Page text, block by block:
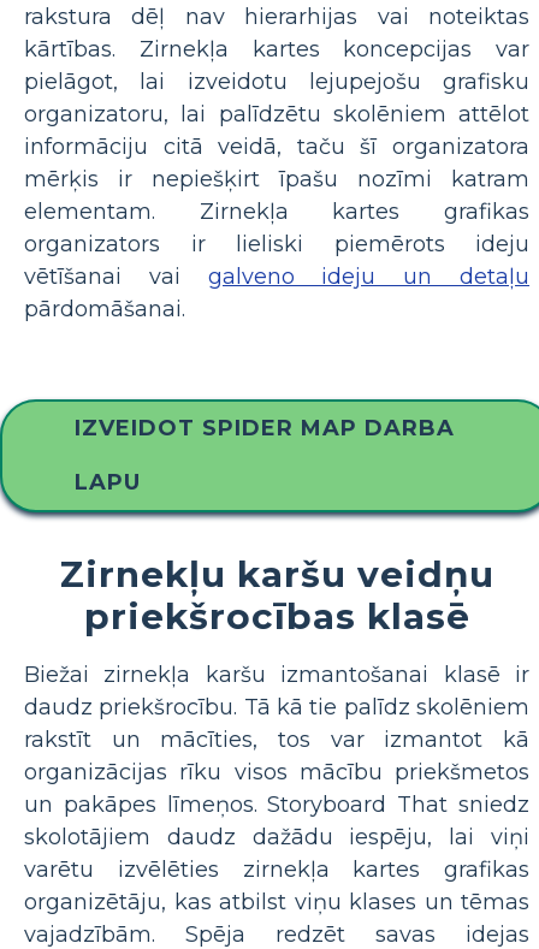
rakstura dēļ nav hierarhijas vai noteiktas
kārtības. Zirnekļa kartes koncepcijas var
pielāgot, lai izveidotu lejupejošu grafisku
organizatoru, lai palīdzētu skolēniem attēlot
informāciju citā veidā, taču šī organizatora
mērķis ir nepiešķirt īpašu nozīmi katram
elementam. Zirnekļa kartes grafikas
organizators ir lieliski piemērots ideju
vētīšanai vai galveno ideju un detaļu
pārdomāšanai.
IZVEIDOT SPIDER MAP DARBA
LAPU
Zirnekļu karšu veidņu
priekšrocības klasē
Biežai zirnekļa karšu izmantošanai klasē ir
daudz priekšrocību. Tā kā tie palīdz skolēniem
rakstīt un mācīties, tos var izmantot kā
organizācijas rīku visos mācību priekšmetos
un pakāpes līmeņos. Storyboard That sniedz
skolotājiem daudz dažādu iespēju, lai viņi
varētu izvēlēties zirnekļa kartes grafikas
organizētāju, kas atbilst viņu klases un tēmas
vajadzībām. Spēja redzēt savas idejas